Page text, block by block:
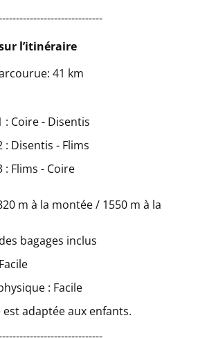
l’itinéraire
41 km
: Coire - Disentis
: Disentis - Flims
: Flims - Coire
m à la montée / 1550 m à la
bagages inclus
: Facile
est adaptée aux enfants.